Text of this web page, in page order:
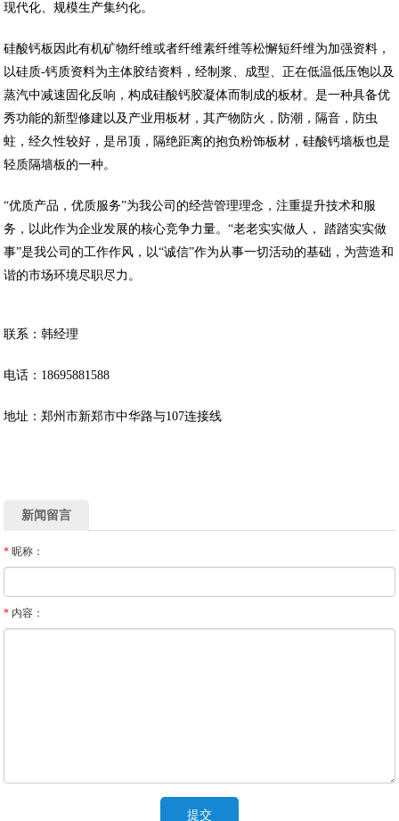
现代化、规模生产集约化。
硅酸钙板因此有机矿物纤维或者纤维素纤维等松懈短纤维为加强资料，
以硅质-钙质资料为主体胶结资料，经制浆、成型、正在低温低压饱以及
蒸汽中减速固化反响，构成硅酸钙胶凝体而制成的板材。是一种具备优
秀功能的新型修建以及产业用板材，其产物防火，防潮，隔音，防虫
蛀，经久性较好，是吊顶，隔绝距离的抱负粉饰板材，硅酸钙墙板也是
轻质隔墙板的一种。
“优质产品，优质服务”为我公司的经营管理理念，注重提升技术和服
务，以此作为企业发展的核心竞争力量。“老老实实做人， 踏踏实实做
事”是我公司的工作作风，以“诚信”作为从事一切活动的基础，为营造和
谐的市场环境尽职尽力。
联系：韩经理
电话：18695881588
地址：郑州市新郑市中华路与107连接线
新闻留言
* 昵称：
* 内容：